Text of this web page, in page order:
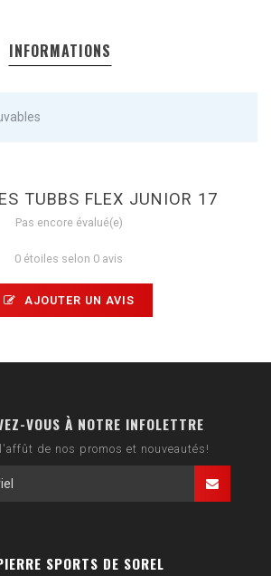
INFORMATIONS
TUBBS FLEX JUNIOR 17
Pas encore évalué(e)
0 étoiles selon 0 avis
AJOUTER UN AVIS
VOUS À NOTRE INFOLETTRE
de nos promos et nouveautés!
SPORTS DE SOREL